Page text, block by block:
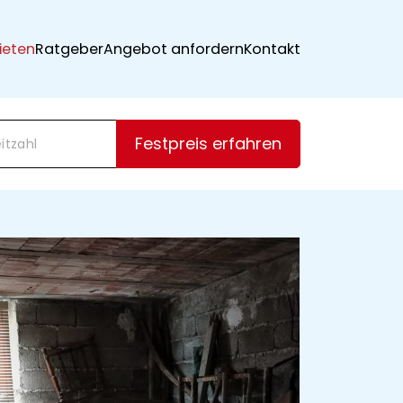
RatgeberAngebot anfordernKontakt
Festpreis erfahren